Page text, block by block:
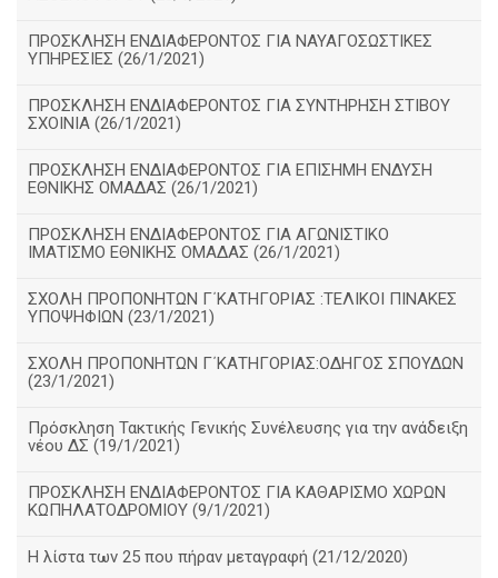
ΠΡΟΣΚΛΗΣΗ ΕΝΔΙΑΦΕΡΟΝΤΟΣ ΓΙΑ ΝΑΥΑΓΟΣΩΣΤΙΚΕΣ
ΥΠΗΡΕΣΙΕΣ (26/1/2021)
ΠΡΟΣΚΛΗΣΗ ΕΝΔΙΑΦΕΡΟΝΤΟΣ ΓΙΑ ΣΥΝΤΗΡΗΣΗ ΣΤΙΒΟΥ
ΣΧΟΙΝΙΑ (26/1/2021)
ΠΡΟΣΚΛΗΣΗ ΕΝΔΙΑΦΕΡΟΝΤΟΣ ΓΙΑ ΕΠΙΣΗΜΗ ΕΝΔΥΣΗ
ΕΘΝΙΚΗΣ ΟΜΑΔΑΣ (26/1/2021)
ΠΡΟΣΚΛΗΣΗ ΕΝΔΙΑΦΕΡΟΝΤΟΣ ΓΙΑ ΑΓΩΝΙΣΤΙΚΟ
ΙΜΑΤΙΣΜΟ ΕΘΝΙΚΗΣ ΟΜΑΔΑΣ (26/1/2021)
ΣΧΟΛΗ ΠΡΟΠΟΝΗΤΩΝ Γ΄ΚΑΤΗΓΟΡΙΑΣ :ΤΕΛΙΚΟΙ ΠΙΝΑΚΕΣ
ΥΠΟΨΗΦΙΩΝ (23/1/2021)
ΣΧΟΛΗ ΠΡΟΠΟΝΗΤΩΝ Γ΄ΚΑΤΗΓΟΡΙΑΣ:ΟΔΗΓΟΣ ΣΠΟΥΔΩΝ
(23/1/2021)
Πρόσκληση Τακτικής Γενικής Συνέλευσης για την ανάδειξη
νέου ΔΣ (19/1/2021)
ΠΡΟΣΚΛΗΣΗ ΕΝΔΙΑΦΕΡΟΝΤΟΣ ΓΙΑ ΚΑΘΑΡΙΣΜΟ ΧΩΡΩΝ
ΚΩΠΗΛΑΤΟΔΡΟΜΙΟΥ (9/1/2021)
Η λίστα των 25 που πήραν μεταγραφή (21/12/2020)